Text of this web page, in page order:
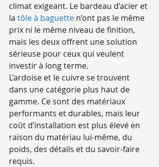
climat exigeant. Le bardeau d’acier et
la tôle à baguette n’ont pas le même
prix ni le même niveau de finition,
mais les deux offrent une solution
sérieuse pour ceux qui veulent
investir à long terme.
L’ardoise et le cuivre se trouvent
dans une catégorie plus haut de
gamme. Ce sont des matériaux
performants et durables, mais leur
coût d’installation est plus élevé en
raison du matériau lui-même, du
poids, des détails et du savoir-faire
requis.